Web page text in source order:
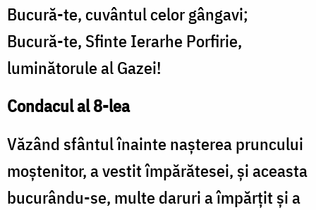
Bucură-te, cuvântul celor gângavi;
Bucură-te, Sfinte Ierarhe Porfirie,
luminătorule al Gazei!
Condacul al 8-lea
Văzând sfântul înainte nașterea pruncului
moștenitor, a vestit împărătesei, și aceasta
bucurându-se, multe daruri a împărțit și a